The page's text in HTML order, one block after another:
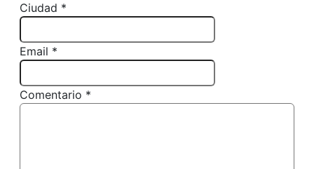
Ciudad *
Email *
Comentario *